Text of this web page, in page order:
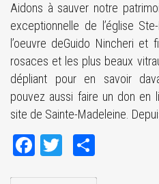
Aidons à sauver notre
exceptionnelle de l’église
l’oeuvre deGuido Nincheri
rosaces et les plus beaux
dépliant pour en savoir
pouvez aussi faire un don en
site de Sainte-Madeleine.
FacebookTwitter